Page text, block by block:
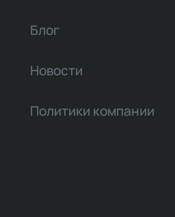
Блог
Новости
Политики компании